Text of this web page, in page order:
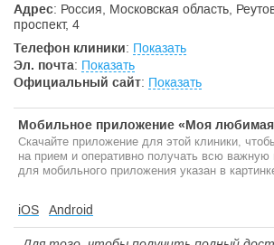
Адрес: Россия, Московская область,
проспект, 4
Телефон клиники: Показать
Эл. почта: Показать
Официальный сайт: Показать
Мобильное приложение «Моя любимая
Скачайте приложение для этой клиники,
на прием и оперативно получать всю
для мобильного приложения указан в
iOS Android